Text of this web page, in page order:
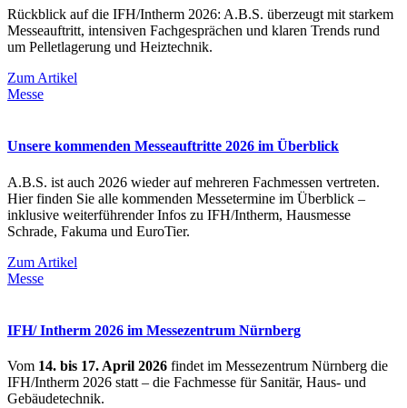
Rückblick auf die IFH/Intherm 2026: A.B.S. überzeugt mit starkem
Messeauftritt, intensiven Fachgesprächen und klaren Trends rund
um Pelletlagerung und Heiztechnik.
Zum Artikel
Messe
Unsere kommenden Messeauftritte 2026 im Überblick
A.B.S. ist auch 2026 wieder auf mehreren Fachmessen vertreten.
Hier finden Sie alle kommenden Messetermine im Überblick –
inklusive weiterführender Infos zu IFH/Intherm, Hausmesse
Schrade, Fakuma und EuroTier.
Zum Artikel
Messe
IFH/ Intherm 2026 im Messezentrum Nürnberg
Vom 14. bis 17. April 2026 findet im Messezentrum Nürnberg die
IFH/Intherm 2026 statt – die Fachmesse für Sanitär, Haus- und
Gebäudetechnik.